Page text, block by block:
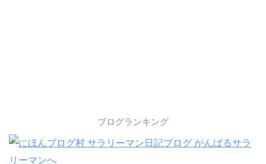
ブログランキング